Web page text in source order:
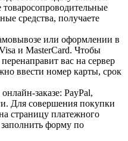
средства, получаете
или оформлении в
и MasterCard. Чтобы
вас на сервер
ввести номер карты, срок
заказе: PayPal,
Для совершения покупки
страницу платежного
заполнить форму по